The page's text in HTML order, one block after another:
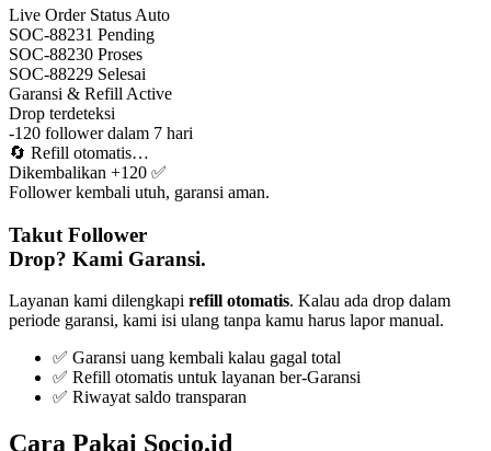
Live Order Status Auto
SOC-88231 Pending
SOC-88230 Proses
SOC-88229 Selesai
Garansi & Refill Active
Drop terdeteksi
-120 follower dalam 7 hari
🔄 Refill otomatis…
Dikembalikan +120 ✅
Follower kembali utuh, garansi aman.
Takut Follower
Drop? Kami Garansi.
Layanan kami dilengkapi refill otomatis. Kalau ada drop dalam
periode garansi, kami isi ulang tanpa kamu harus lapor manual.
✅ Garansi uang kembali kalau gagal total
✅ Refill otomatis untuk layanan ber-Garansi
✅ Riwayat saldo transparan
Cara Pakai Socio.id